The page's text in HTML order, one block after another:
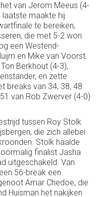
van Jerom Meeus (4-
laatste maakte hij
te bereiken,
die met 5-2 won
een Westend-
en Mike van Voorst.
Berkhout (4-3),
en zette
breaks van 34, 38, 48
van Rob Zwerver (4-0)
tussen Roy Stolk
die zich allebei
Stolk haalde
finalist Jasha
uitgeschakeld. Van
56-break een
Amar Chedoe, die
Huisman het nakijken